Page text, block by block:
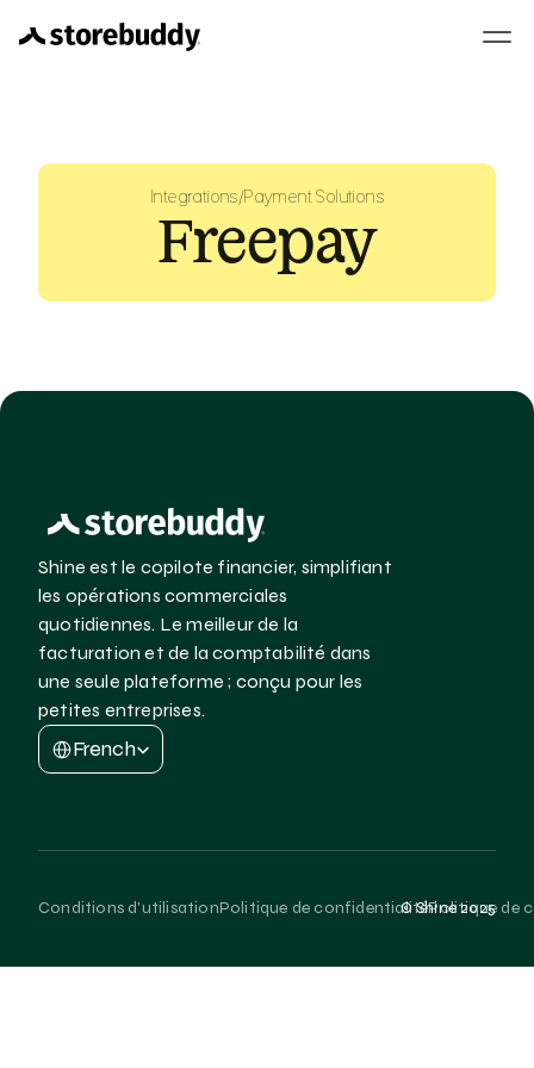
Integrations/Payment Solutions
Freepay
Shine est le copilote financier, simplifiant
les opérations commerciales
quotidiennes. Le meilleur de la
facturation et de la comptabilité dans
une seule plateforme ; conçu pour les
petites entreprises.
Select Language
French
Conditions d'utilisationPolitique de confidentialitéPolitique de
© Shine 2025